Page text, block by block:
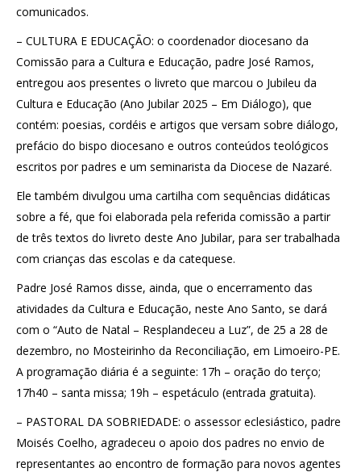
comunicados.
– CULTURA E EDUCAÇÃO: o coordenador diocesano da
Comissão para a Cultura e Educação, padre José Ramos,
entregou aos presentes o livreto que marcou o Jubileu da
Cultura e Educação (Ano Jubilar 2025 – Em Diálogo), que
contém: poesias, cordéis e artigos que versam sobre diálogo,
prefácio do bispo diocesano e outros conteúdos teológicos
escritos por padres e um seminarista da Diocese de Nazaré.
Ele também divulgou uma cartilha com sequências didáticas
sobre a fé, que foi elaborada pela referida comissão a partir
de três textos do livreto deste Ano Jubilar, para ser trabalhada
com crianças das escolas e da catequese.
Padre José Ramos disse, ainda, que o encerramento das
atividades da Cultura e Educação, neste Ano Santo, se dará
com o “Auto de Natal – Resplandeceu a Luz”, de 25 a 28 de
dezembro, no Mosteirinho da Reconciliação, em Limoeiro-PE.
A programação diária é a seguinte: 17h – oração do terço;
17h40 – santa missa; 19h – espetáculo (entrada gratuita).
– PASTORAL DA SOBRIEDADE: o assessor eclesiástico, padre
Moisés Coelho, agradeceu o apoio dos padres no envio de
representantes ao encontro de formação para novos agentes